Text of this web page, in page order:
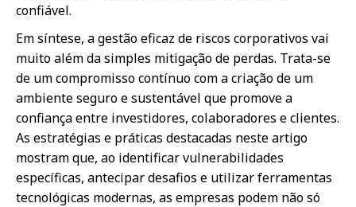
confiável.
Em síntese, a gestão eficaz de riscos corporativos vai
muito além da simples mitigação de perdas. Trata-se
de um compromisso contínuo com a criação de um
ambiente seguro e sustentável que promove a
confiança entre investidores, colaboradores e clientes.
As estratégias e práticas destacadas neste artigo
mostram que, ao identificar vulnerabilidades
específicas, antecipar desafios e utilizar ferramentas
tecnológicas modernas, as empresas podem não só